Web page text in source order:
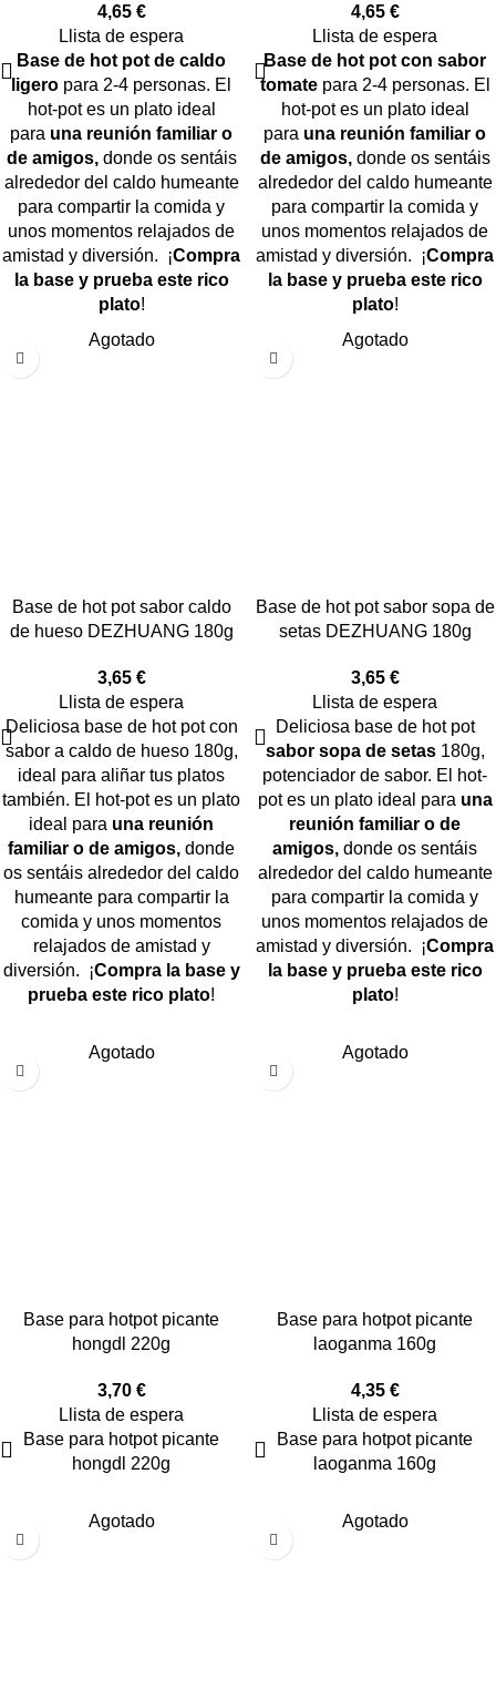
4,65 €
Llista de espera
Base de hot pot de caldo
ligero para 2-4 personas. El
hot-pot es un plato ideal
para una reunión familiar o
de amigos,donde os sentáis
alrededor del caldo humeante
para compartir la comida y
unos momentos relajados de
amistad y diversión. ¡Compra
la base y prueba este rico
plato!
4,65 €
Llista de espera
Base de hot pot con sabor
tomatepara 2-4 personas. El
hot-pot es un plato ideal
para una reunión familiar o
de amigos,donde os sentáis
alrededor del caldo humeante
para compartir la comida y
unos momentos relajados de
amistad y diversión. ¡Compra
la base y prueba este rico
plato!
Agotado
Base de hot pot sabor caldo
de hueso DEZHUANG 180g
3,65 €
Llista de espera
Deliciosa base de hot pot con
sabor a caldo de hueso 180g,
ideal para aliñar tus platos
también. El hot-pot es un plato
ideal para una reunión
familiar o de amigos, donde
os sentáis alrededor del caldo
humeante para compartir la
comida y unos momentos
relajados de amistad y
diversión. ¡Compra la base y
prueba este rico plato!
Agotado
Base de hot pot sabor sopa de
setas DEZHUANG 180g
3,65 €
Llista de espera
Deliciosa base de hot pot
sabor sopa de setas180g,
potenciador de sabor. El hot-
pot es un plato ideal para una
reunión familiar o de
amigos, donde os sentáis
alrededor del caldo humeante
para compartir la comida y
unos momentos relajados de
amistad y diversión. ¡Compra
la base y prueba este rico
plato!
Agotado
Base para hotpot picante
hongdl 220g
3,70 €
Llista de espera
Base para hotpot picante
hongdl 220g
Agotado
Base para hotpot picante
laoganma 160g
4,35 €
Llista de espera
Base para hotpot picante
laoganma 160g
Agotado Agotado